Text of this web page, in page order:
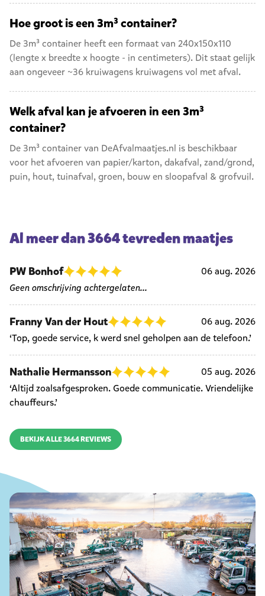
Hoe groot is een 3m³ container?
De 3m³ container heeft een formaat van 240x150x110
(lengte x breedte x hoogte - in centimeters). Dit staat gelijk
aan ongeveer ~36 kruiwagens kruiwagens vol met afval.
Welk afval kan je afvoeren in een 3m³
container?
De 3m³ container van DeAfvalmaatjes.nl is beschikbaar
voor het afvoeren van papier/karton, dakafval, zand/grond,
puin, hout, tuinafval, groen, bouw en sloopafval & grofvuil.
Al meer dan 3664 tevreden maatjes
PW Bonhof
06 aug. 2026
Geen omschrijving achtergelaten...
Franny Van der Hout
06 aug. 2026
‘Top, goede service, k werd snel geholpen aan de telefoon.’
Nathalie Hermansson
05 aug. 2026
‘Altijd zoalsafgesproken. Goede communicatie. Vriendelijke
chauffeurs.’
BEKIJK ALLE 3664 REVIEWS